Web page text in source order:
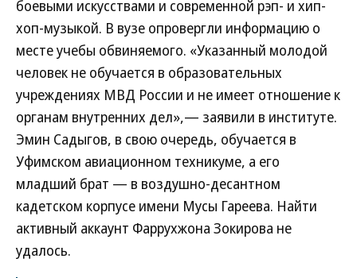
боевыми искусствами и современной рэп- и хип-
хоп-музыкой. В вузе опровергли информацию о
месте учебы обвиняемого. «Указанный молодой
человек не обучается в образовательных
учреждениях МВД России и не имеет отношение к
органам внутренних дел»,— заявили в институте.
Эмин Садыгов, в свою очередь, обучается в
Уфимском авиационном техникуме, а его
младший брат — в воздушно-десантном
кадетском корпусе имени Мусы Гареева. Найти
активный аккаунт Фаррухжона Зокирова не
удалось.